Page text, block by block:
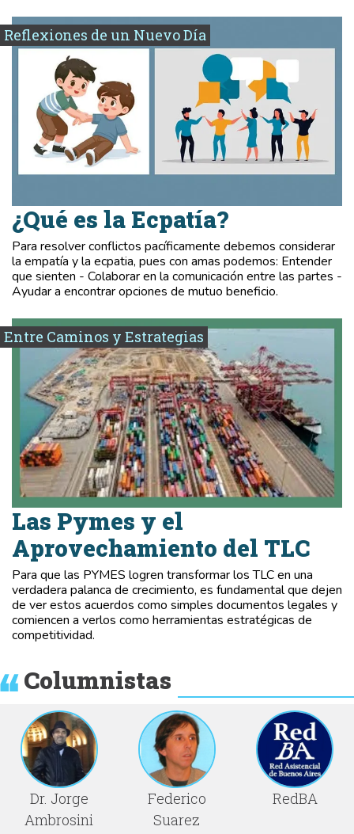
Reflexiones de un Nuevo Día
¿Qué es la Ecpatía?
Para resolver conflictos pacíficamente debemos considerar
la empatía y la ecpatia, pues con amas podemos: Entender
que sienten - Colaborar en la comunicación entre las partes -
Ayudar a encontrar opciones de mutuo beneficio.
Entre Caminos y Estrategias
Las Pymes y el
Aprovechamiento del TLC
Para que las PYMES logren transformar los TLC en una
verdadera palanca de crecimiento, es fundamental que dejen
de ver estos acuerdos como simples documentos legales y
comiencen a verlos como herramientas estratégicas de
competitividad.
Columnistas
Dr. Jorge
Ambrosini
Federico
Suarez
RedBA